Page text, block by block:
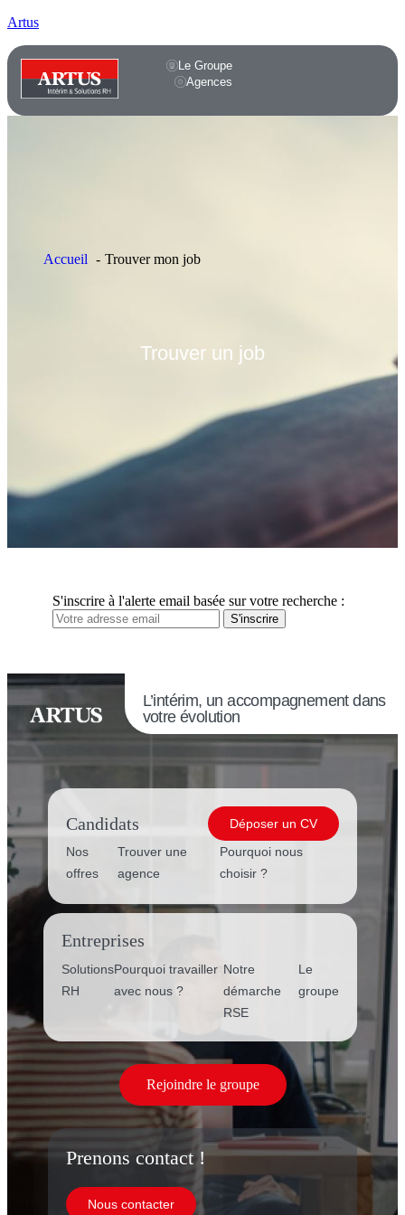
Artus
Le Groupe
Agences
Accueil Trouver mon job
Trouver un job
S'inscrire à l'alerte email basée sur votre recherche :
S'inscrire
L’intérim, un accompagnement dans
votre évolution
Candidats
Déposer un CV
Nos
offres
Trouver une
agence
Pourquoi nous
choisir ?
Entreprises
Solutions
RH
Pourquoi travailler
avec nous ?
Notre
démarche
RSE
Le
groupe
Rejoindre le groupe
Prenons contact !
Nous contacter